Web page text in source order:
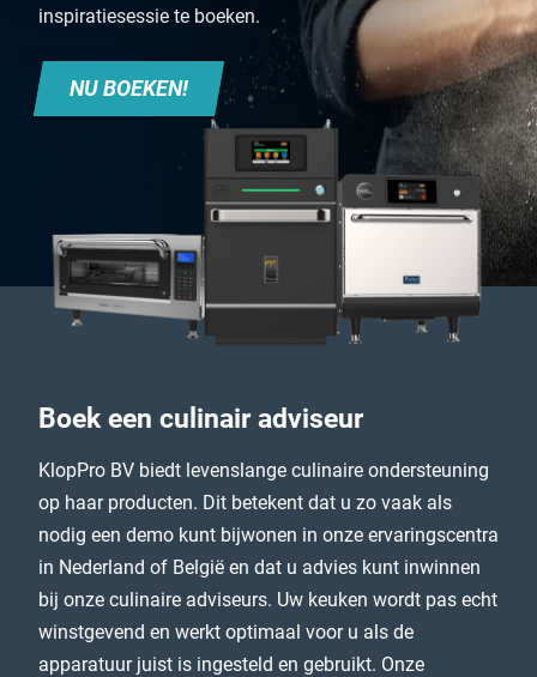
inspiratiesessie te boeken.
NU BOEKEN!
Boek een culinair adviseur
KlopPro BV biedt levenslange culinaire ondersteuning
op haar producten. Dit betekent dat u zo vaak als
nodig een demo kunt bijwonen in onze ervaringscentra
in Nederland of België en dat u advies kunt inwinnen
bij onze culinaire adviseurs. Uw keuken wordt pas echt
winstgevend en werkt optimaal voor u als de
apparatuur juist is ingesteld en gebruikt. Onze